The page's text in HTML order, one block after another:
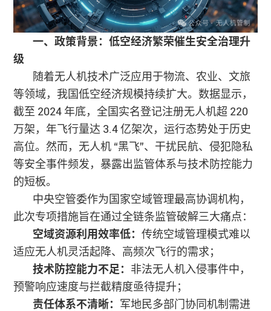
一、政策背景：低空经济繁荣催生安全治理升
级
随着无人机技术广泛应用于物流、农业、文旅
等领域，我国低空经济规模持续扩大。数据显示，
截至 2024 年底，全国实名登记注册无人机超 220
万架，年飞行量达 3.4 亿架次，运行态势处于历史
高位。然而，无人机 “黑飞”、干扰民航、侵犯隐私
等安全事件频发，暴露出监管体系与技术防控能力
的短板。
中央空管委作为国家空域管理最高协调机构，
此次专项措施旨在通过全链条监管破解三大痛点：
空域资源利用效率低：传统空域管理模式难以
适应无人机灵活起降、高频次飞行的需求；
技术防控能力不足： 非法无人机入侵事件中，
预警响应速度与拦截精度亟待提升；
责任体系不清晰： 军地民多部门协同机制需进